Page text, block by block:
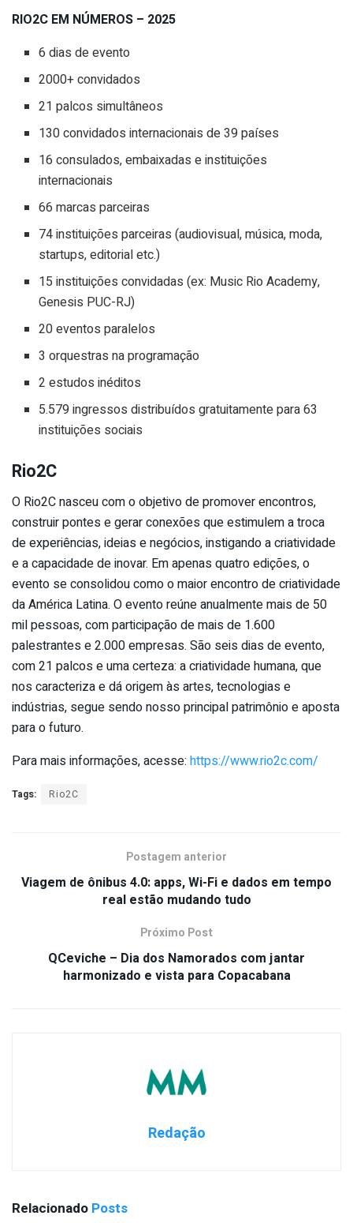
RIO2C EM NÚMEROS – 2025
6 dias de evento
2000+ convidados
21 palcos simultâneos
130 convidados internacionais de 39 países
16 consulados, embaixadas e instituições
internacionais
66 marcas parceiras
74 instituições parceiras (audiovisual, música, moda,
startups, editorial etc.)
15 instituições convidadas (ex: Music Rio Academy,
Genesis PUC-RJ)
20 eventos paralelos
3 orquestras na programação
2 estudos inéditos
5.579 ingressos distribuídos gratuitamente para 63
instituições sociais
Rio2C
O Rio2C nasceu com o objetivo de promover encontros,
construir pontes e gerar conexões que estimulem a troca
de experiências, ideias e negócios, instigando a criatividade
e a capacidade de inovar. Em apenas quatro edições, o
evento se consolidou como o maior encontro de criatividade
da América Latina. O evento reúne anualmente mais de 50
mil pessoas, com participação de mais de 1.600
palestrantes e 2.000 empresas. São seis dias de evento,
com 21 palcos e uma certeza: a criatividade humana, que
nos caracteriza e dá origem às artes, tecnologias e
indústrias, segue sendo nosso principal patrimônio e aposta
para o futuro.
Para mais informações, acesse: https://www.rio2c.com/
Tags: Rio2C
Postagem anterior
Viagem de ônibus 4.0: apps, Wi-Fi e dados em tempo
real estão mudando tudo
Próximo Post
QCeviche – Dia dos Namorados com jantar
harmonizado e vista para Copacabana
Redação
Relacionado Posts